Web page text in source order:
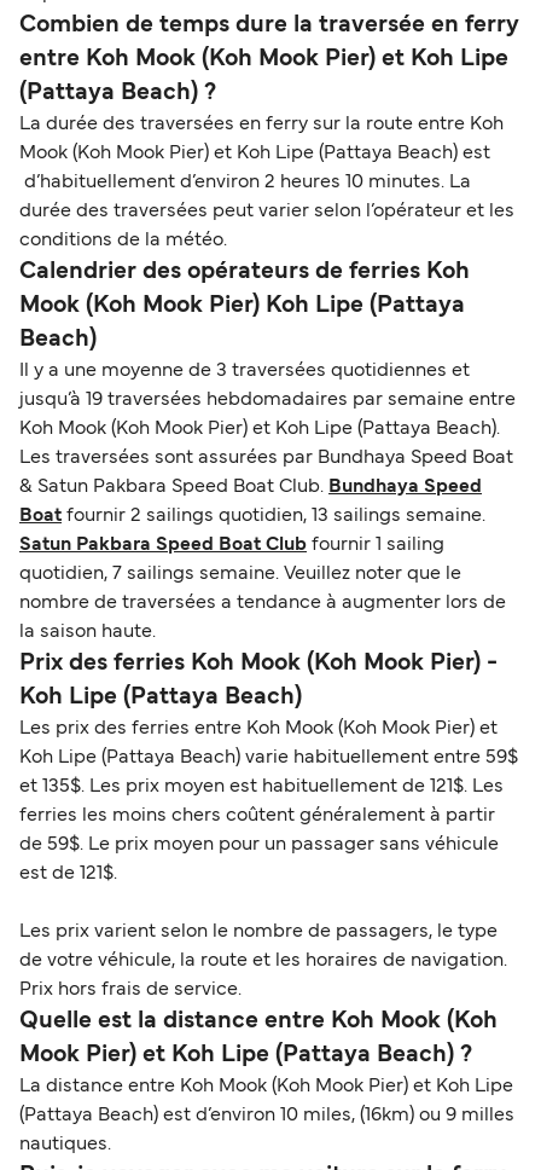
Combien de temps dure la traversée en ferry
entre Koh Mook (Koh Mook Pier) et Koh Lipe
(Pattaya Beach) ?
La durée des traversées en ferry sur la route entre Koh
Mook (Koh Mook Pier) et Koh Lipe (Pattaya Beach) est
d’habituellement d’environ 2 heures 10 minutes. La
durée des traversées peut varier selon l’opérateur et les
conditions de la météo.
Calendrier des opérateurs de ferries Koh
Mook (Koh Mook Pier) Koh Lipe (Pattaya
Beach)
Il y a une moyenne de 3 traversées quotidiennes et
jusqu’à 19 traversées hebdomadaires par semaine entre
Koh Mook (Koh Mook Pier) et Koh Lipe (Pattaya Beach).
Les traversées sont assurées par Bundhaya Speed Boat
& Satun Pakbara Speed Boat Club. Bundhaya Speed
Boat fournir 2 sailings quotidien, 13 sailings semaine.
Satun Pakbara Speed Boat Club fournir 1 sailing
quotidien, 7 sailings semaine. Veuillez noter que le
nombre de traversées a tendance à augmenter lors de
la saison haute.
Prix des ferries Koh Mook (Koh Mook Pier) -
Koh Lipe (Pattaya Beach)
Les prix des ferries entre Koh Mook (Koh Mook Pier) et
Koh Lipe (Pattaya Beach) varie habituellement entre 59$
et 135$. Les prix moyen est habituellement de 121$. Les
ferries les moins chers coûtent généralement à partir
de 59$. Le prix moyen pour un passager sans véhicule
est de 121$.
Les prix varient selon le nombre de passagers, le type
de votre véhicule, la route et les horaires de navigation.
Prix hors frais de service.
Quelle est la distance entre Koh Mook (Koh
Mook Pier) et Koh Lipe (Pattaya Beach) ?
La distance entre Koh Mook (Koh Mook Pier) et Koh Lipe
(Pattaya Beach) est d’environ 10 miles, (16km) ou 9 milles
nautiques.